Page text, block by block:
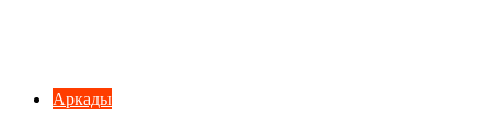
Аркады